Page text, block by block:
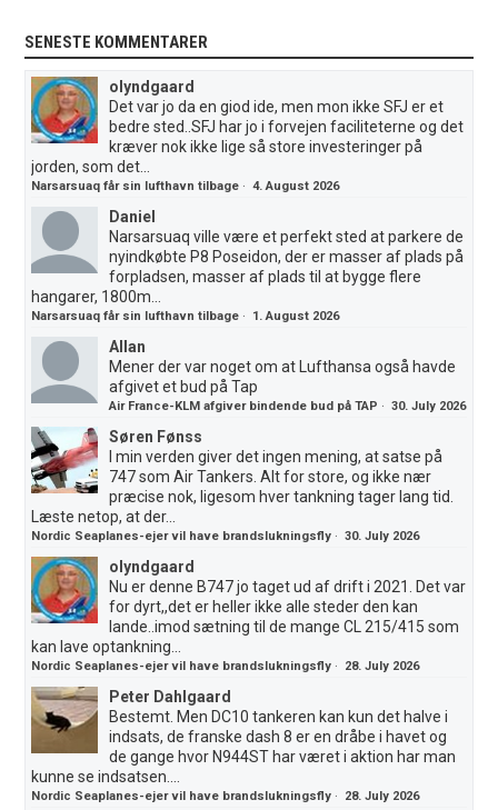
SENESTE KOMMENTARER
olyndgaard
Det var jo da en giod ide, men mon ikke SFJ er et
bedre sted..SFJ har jo i forvejen faciliteterne og det
kræver nok ikke lige så store investeringer på
jorden, som det...
Narsarsuaq får sin lufthavn tilbage ·4. August 2026
Daniel
Narsarsuaq ville være et perfekt sted at parkere de
nyindkøbte P8 Poseidon, der er masser af plads på
forpladsen, masser af plads til at bygge flere
hangarer, 1800m...
Narsarsuaq får sin lufthavn tilbage · 1. August 2026
Allan
Mener der var noget om at Lufthansa også havde
afgivet et bud på Tap
Air France-KLM afgiver bindende bud på TAP ·30. July 2026
Søren Fønss
I min verden giver det ingen mening, at satse på
747 som Air Tankers. Alt for store, og ikke nær
præcise nok, ligesom hver tankning tager lang tid.
Læste netop, at der...
Nordic Seaplanes-ejer vil have brandslukningsfly ·30. July 2026
olyndgaard
Nu er denne B747 jo taget ud af drift i 2021. Det var
for dyrt,,det er heller ikke alle steder den kan
lande..imod sætning til de mange CL 215/415 som
kan lave optankning...
Nordic Seaplanes-ejer vil have brandslukningsfly · 28. July 2026
Peter Dahlgaard
Bestemt. Men DC10 tankeren kan kun det halve i
indsats, de franske dash 8 er en dråbe i havet og
de gange hvor N944ST har været i aktion har man
kunne se indsatsen....
Nordic Seaplanes-ejer vil have brandslukningsfly · 28. July 2026